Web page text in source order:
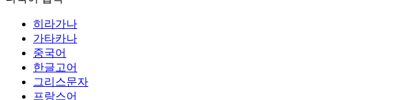
히라가나
가타카나
중국어
한글고어
그리스문자
프랑스어